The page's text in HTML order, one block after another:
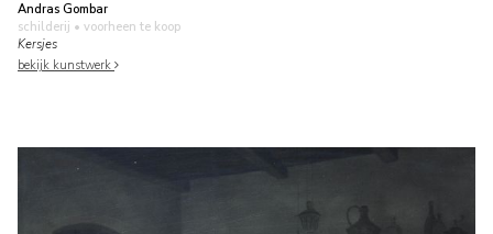
Andras Gombar
schilderij • voorheen te koop
Kersjes
bekijk kunstwerk